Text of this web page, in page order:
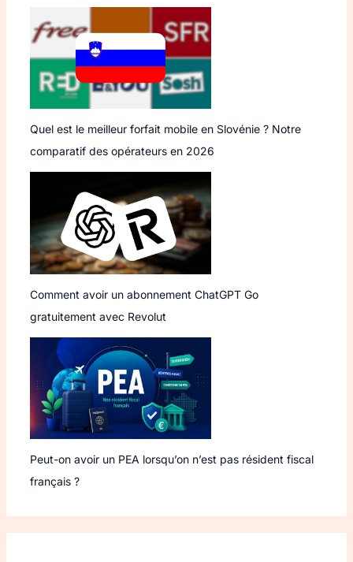
Quel est le meilleur forfait mobile en Slovénie ? Notre
comparatif des opérateurs en 2026
Comment avoir un abonnement ChatGPT Go
gratuitement avec Revolut
Peut-on avoir un PEA lorsqu’on n’est pas résident fiscal
français ?